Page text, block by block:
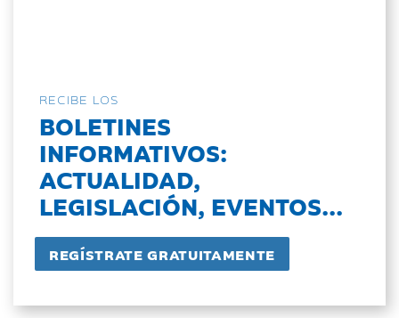
RECIBE LOS
BOLETINES
INFORMATIVOS:
ACTUALIDAD,
LEGISLACIÓN, EVENTOS...